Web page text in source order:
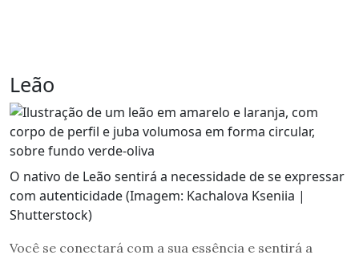
Leão
O nativo de Leão sentirá a necessidade de se expressar
com autenticidade (Imagem: Kachalova Kseniia |
Shutterstock)
Você se conectará com a sua essência e sentirá a